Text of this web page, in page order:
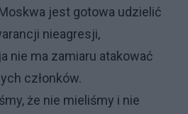
jest gotowa udzielić
nieagresji,
nie ma zamiaru atakować
członków.
że nie mieliśmy i nie